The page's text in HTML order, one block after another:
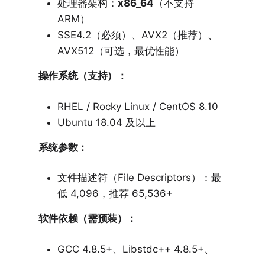
处理器架构： x86_64 （不支持
ARM）
SSE4.2（必须）、AVX2（推荐）、
AVX512（可选，最优性能）
操作系统（支持）：
RHEL / Rocky Linux / CentOS 8.10
Ubuntu 18.04 及以上
系统参数：
文件描述符（File Descriptors）：最
低 4,096，推荐 65,536+
软件依赖（需预装）：
GCC 4.8.5+、Libstdc++ 4.8.5+、